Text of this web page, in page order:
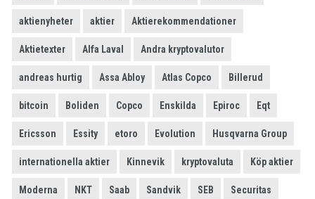
aktienyheter aktier Aktierekommendationer
Aktietexter Alfa Laval Andra kryptovalutor
andreas hurtig Assa Abloy Atlas Copco Billerud
bitcoin Boliden Copco Enskilda Epiroc Eqt
Ericsson Essity etoro Evolution Husqvarna Group
internationella aktier Kinnevik kryptovaluta Köp aktier
Moderna NKT Saab Sandvik SEB Securitas